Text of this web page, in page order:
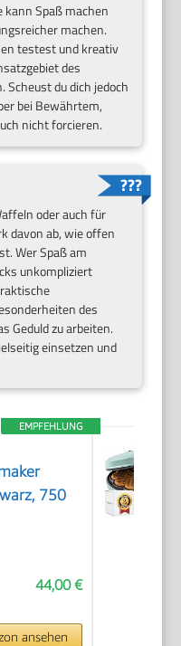
kann Spaß machen
machen.
testest und kreativ
des
du dich jedoch
bei Bewährtem,
nicht forcieren.
oder auch für
davon ab, wie offen
Wer Spaß am
unkompliziert
des
Geduld zu arbeiten.
einsetzen und
EMPFEHLUNG
750
44,00 €
ansehen